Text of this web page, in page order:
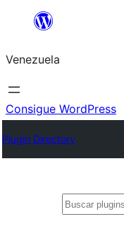
Saltar
contenido
Venezuela
Consigue WordPress
Plugin Directory
Buscar